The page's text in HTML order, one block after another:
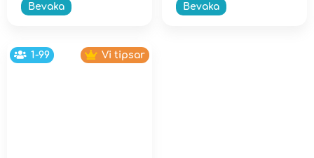
Bevaka Bevaka
1-99 Vi tipsar